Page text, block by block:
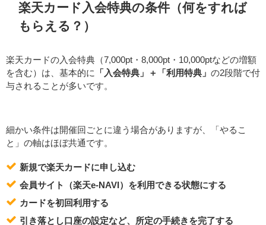
楽天カード入会特典の条件（何をすれば
もらえる？）
楽天カードの入会特典（7,000pt・8,000pt・10,000ptなどの増額
を含む）は、基本的に
「入会特典」＋「利用特典」 の2段階で付
与されることが多いです。
細かい条件は開催回ごとに違う場合がありますが、「やるこ
と」の軸はほぼ共通です。
新規で楽天カードに申し込む
会員サイト（楽天e-NAVI）を利用できる状態にする
カードを初回利用する
引き落とし口座の設定など、所定の手続きを完了する